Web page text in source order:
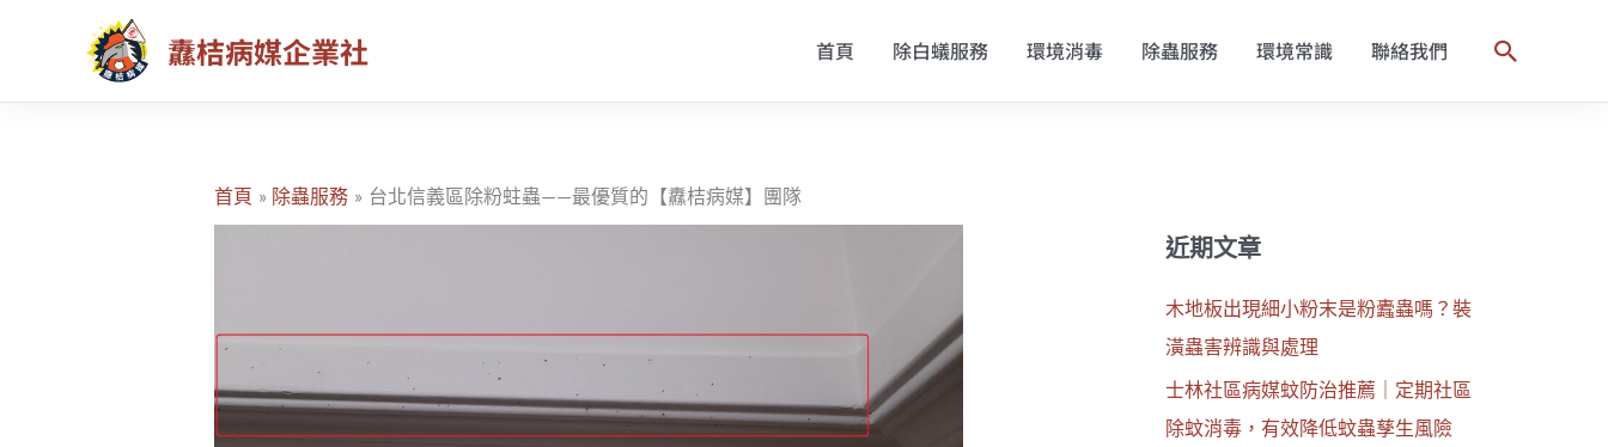
纛桔病媒企業社 首頁 除白蟻服務 環境消毒 除蟲服務 環境常識 聯絡我們
搜
尋
首頁 除蟲服務 台北信義區除粉蛀蟲——最優質的【纛桔病媒】團隊
近期文章
木地板出現細小粉末是粉蠹蟲嗎？裝
潢蟲害辨識與處理
士林社區病媒蚊防治推薦｜定期社區
除蚊消毒，有效降低蚊蟲孳生風險